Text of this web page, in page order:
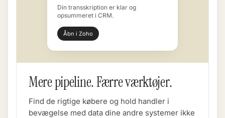
Din transskription er klar og
opsummeret i CRM.
Åbn i Zoho
Mere pipeline. Færre værktøjer.
Find de rigtige købere og hold handler i
bevægelse med data dine andre systemer ikke